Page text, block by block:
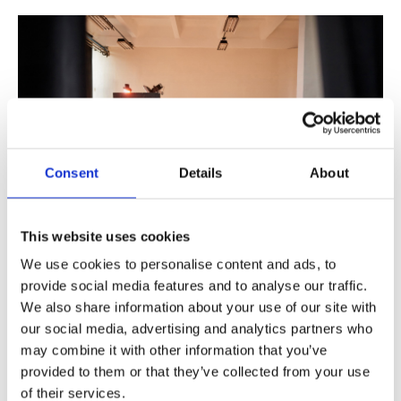
Consent Details About
This website uses cookies
We use cookies to personalise content and ads, to
provide social media features and to analyse our traffic.
We also share information about your use of our site with
our social media, advertising and analytics partners who
may combine it with other information that you’ve
provided to them or that they’ve collected from your use
of their services.
Kulisy sesji wizerunkowej kilkuosobowego zespołu
realizowany przez naszego fotografa Radka Tworka
www.radektworek.pl
Zmiany w przepisach dotyczących